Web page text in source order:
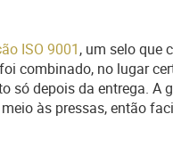
ISO 9001, um selo que
combinado, no lugar
só depois da entrega. A
às pressas, então